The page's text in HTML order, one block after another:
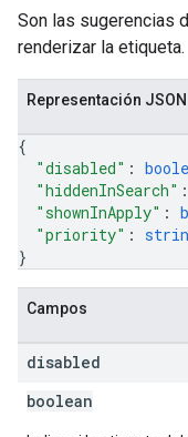
Son las sugerencias
renderizar la etiqueta.
Representación JSON
{
"disabled" :
"hiddenInSearch" :
"shownInApply" :
"priority" :
}
Campos
disabled
boolean